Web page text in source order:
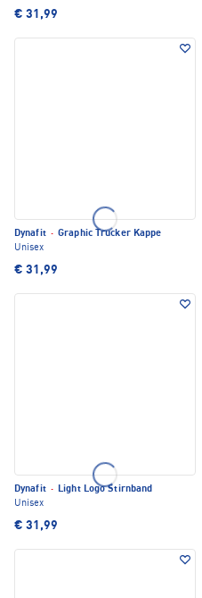
€ 31,99
Dynafit · Graphic Trucker Kappe
Unisex
€ 31,99
Dynafit · Light Logo Stirnband
Unisex
€ 31,99